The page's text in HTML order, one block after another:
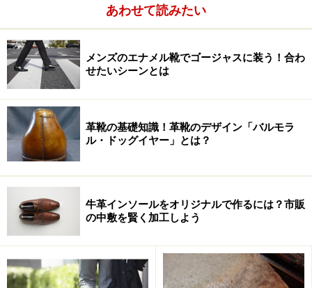
ギングの形が異なるだけで、セミブローグ以上に表情に
躍動感がグッと加わります。
躍動感だけでなく、どこかしら
和らぎも加わっているのが、このスタイルの面白いとこ
あわせて読みたい
メンズのエナメル靴でゴージャスに装う！合わ
せたいシーンとは
革靴の基礎知識！革靴のデザイン「バルモラ
ル・ドッグイヤー」とは？
牛革インソールをオリジナルで作るには？市販
の中敷を賢く加工しよう